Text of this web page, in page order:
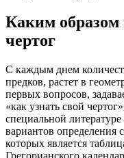
Каким образом
чертог
С каждым днем
предков, растет в
первых вопросов,
«как узнать свой
специальной
вариантов определения
которых является
Грегорианского